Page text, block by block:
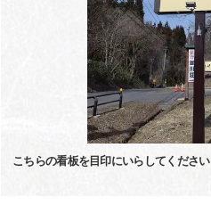
こちらの看板を目印にいらしてください